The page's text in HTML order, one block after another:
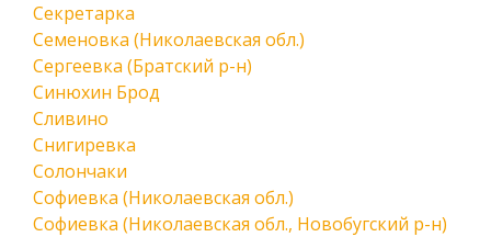
Секретарка
Семеновка (Николаевская обл.)
Сергеевка (Братский р-н)
Синюхин Брод
Сливино
Снигиревка
Солончаки
Софиевка (Николаевская обл.)
Софиевка (Николаевская обл., Новобугский р-н)